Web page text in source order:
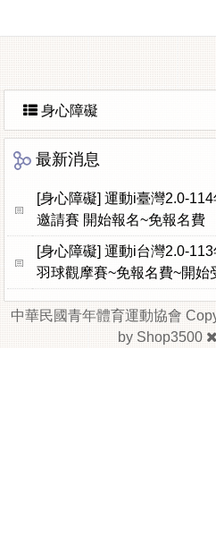
身心障礙
最新消息
[身心障礙] 運動i臺灣2.0-
邀請賽 開始報名~免報名費
[身心障礙] 運動i台灣2.0-
羽球觀摩賽~免報名費~開始
中華民國青年體育運動協會
byShop3500